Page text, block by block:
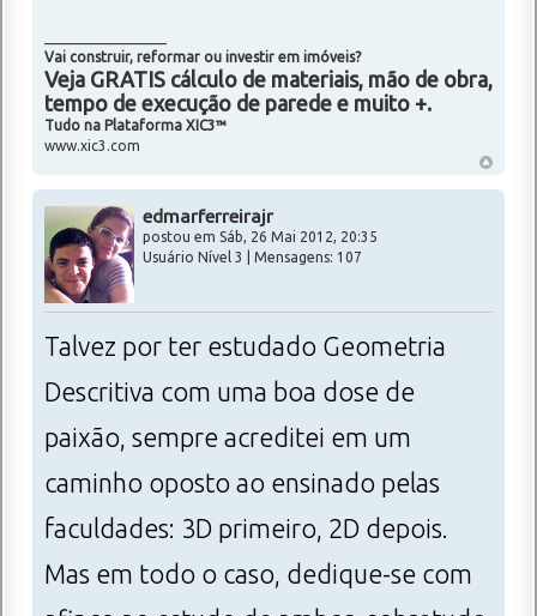
Vai construir, reformar ou investir em imóveis?
Veja GRATIS cálculo de materiais, mão de obra,
tempo de execução de parede e muito +.
Tudo na Plataforma XIC3™
www.xic3.com
edmarferreirajr
postou em Sáb, 26 Mai 2012, 20:35
Usuário Nível 3 | Mensagens: 107
Talvez por ter estudado Geometria
Descritiva com uma boa dose de
paixão, sempre acreditei em um
caminho oposto ao ensinado pelas
faculdades: 3D primeiro, 2D depois.
Mas em todo o caso, dedique-se com